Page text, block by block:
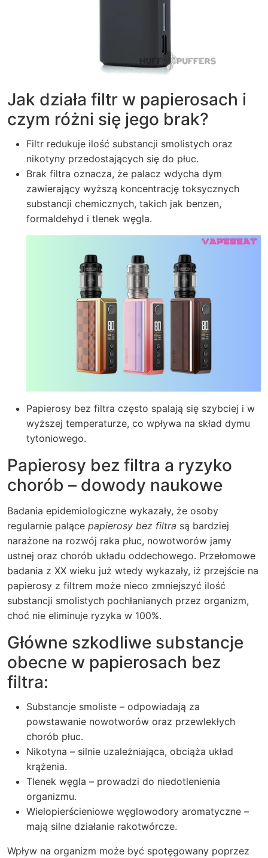
Jak działa filtr w papierosach i
czym różni się jego brak?
Filtr redukuje ilość substancji smolistych oraz
nikotyny przedostających się do płuc.
Brak filtra oznacza, że palacz wdycha dym
zawierający wyższą koncentrację toksycznych
substancji chemicznych, takich jak benzen,
formaldehyd i tlenek węgla.
Papierosy bez filtra często spalają się szybciej i w
wyższej temperaturze, co wpływa na skład dymu
tytoniowego.
Papierosy bez filtra a ryzyko
chorób – dowody naukowe
Badania epidemiologiczne wykazały, że osoby
regularnie palące papierosy bez filtra są bardziej
narażone na rozwój raka płuc, nowotworów jamy
ustnej oraz chorób układu oddechowego. Przełomowe
badania z XX wieku już wtedy wykazały, iż przejście na
papierosy z filtrem może nieco zmniejszyć ilość
substancji smolistych pochłanianych przez organizm,
choć nie eliminuje ryzyka w 100%.
Główne szkodliwe substancje
obecne w papierosach bez
filtra:
Substancje smoliste – odpowiadają za
powstawanie nowotworów oraz przewlekłych
chorób płuc.
Nikotyna – silnie uzależniająca, obciąża układ
krążenia.
Tlenek węgla – prowadzi do niedotlenienia
organizmu.
Wielopierścieniowe węglowodory aromatyczne –
mają silne działanie rakotwórcze.
Wpływ na organizm może być spotęgowany poprzez